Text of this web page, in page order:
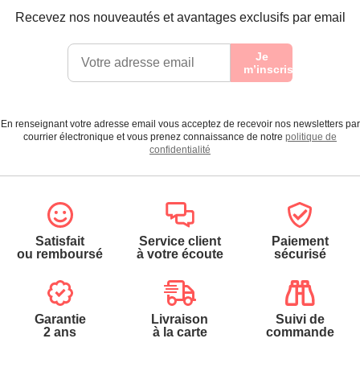
Recevez nos nouveautés et avantages exclusifs par email
Je
m’inscris
En renseignant votre adresse email vous acceptez de recevoir nos newsletters par
courrier électronique et vous prenez connaissance de notre politique de
confidentialité
Satisfait
ou remboursé
Service client
à votre écoute
Paiement
sécurisé
Garantie
2 ans
Livraison
à la carte
Suivi de
commande